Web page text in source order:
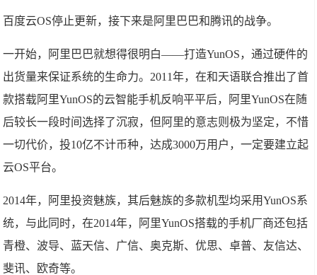
百度云OS停止更新，接下来是阿里巴巴和腾讯的战争。
一开始，阿里巴巴就想得很明白——打造YunOS，通过硬件的
出货量来保证系统的生命力。2011年，在和天语联合推出了首
款搭载阿里YunOS的云智能手机反响平平后，阿里YunOS在随
后较长一段时间选择了沉寂，但阿里的意志则极为坚定，不惜
一切代价，投10亿不计币种，达成3000万用户，一定要建立起
云OS平台。
2014年，阿里投资魅族，其后魅族的多款机型均采用YunOS系
统，与此同时，在2014年，阿里YunOS搭载的手机厂商还包括
青橙、波导、蓝天信、广信、奥克斯、优思、卓普、友信达、
斐讯、欧奇等。